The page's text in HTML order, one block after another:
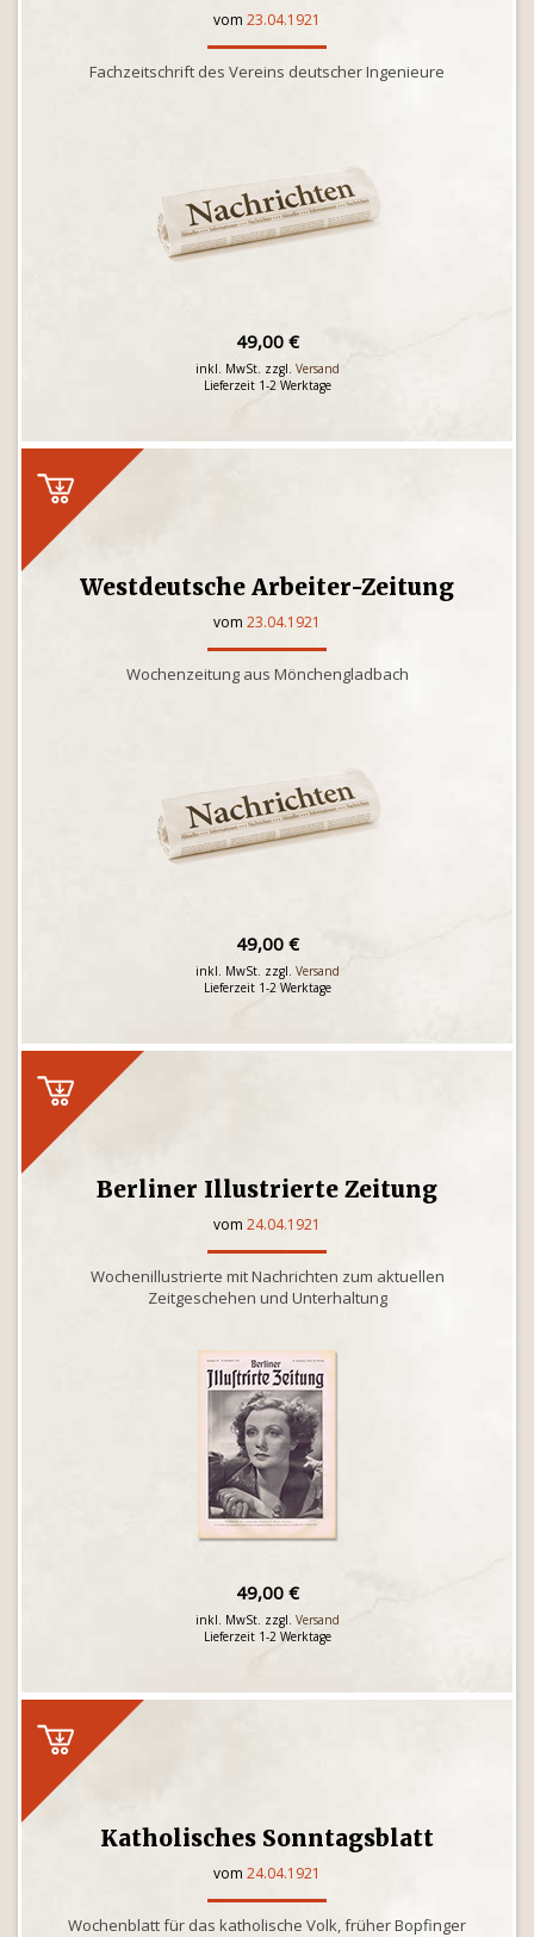
vom 23.04.1921
Fachzeitschrift des Vereins deutscher Ingenieure
49,00 €
inkl. MwSt. zzgl. Versand
Lieferzeit 1-2 Werktage
Westdeutsche Arbeiter-Zeitung
vom 23.04.1921
Wochenzeitung aus Mönchengladbach
49,00 €
inkl. MwSt. zzgl. Versand
Lieferzeit 1-2 Werktage
Berliner Illustrierte Zeitung
vom 24.04.1921
Wochenillustrierte mit Nachrichten zum aktuellen
Zeitgeschehen und Unterhaltung
49,00 €
inkl. MwSt. zzgl. Versand
Lieferzeit 1-2 Werktage
Katholisches Sonntagsblatt
vom 24.04.1921
Wochenblatt für das katholische Volk, früher Bopfinger